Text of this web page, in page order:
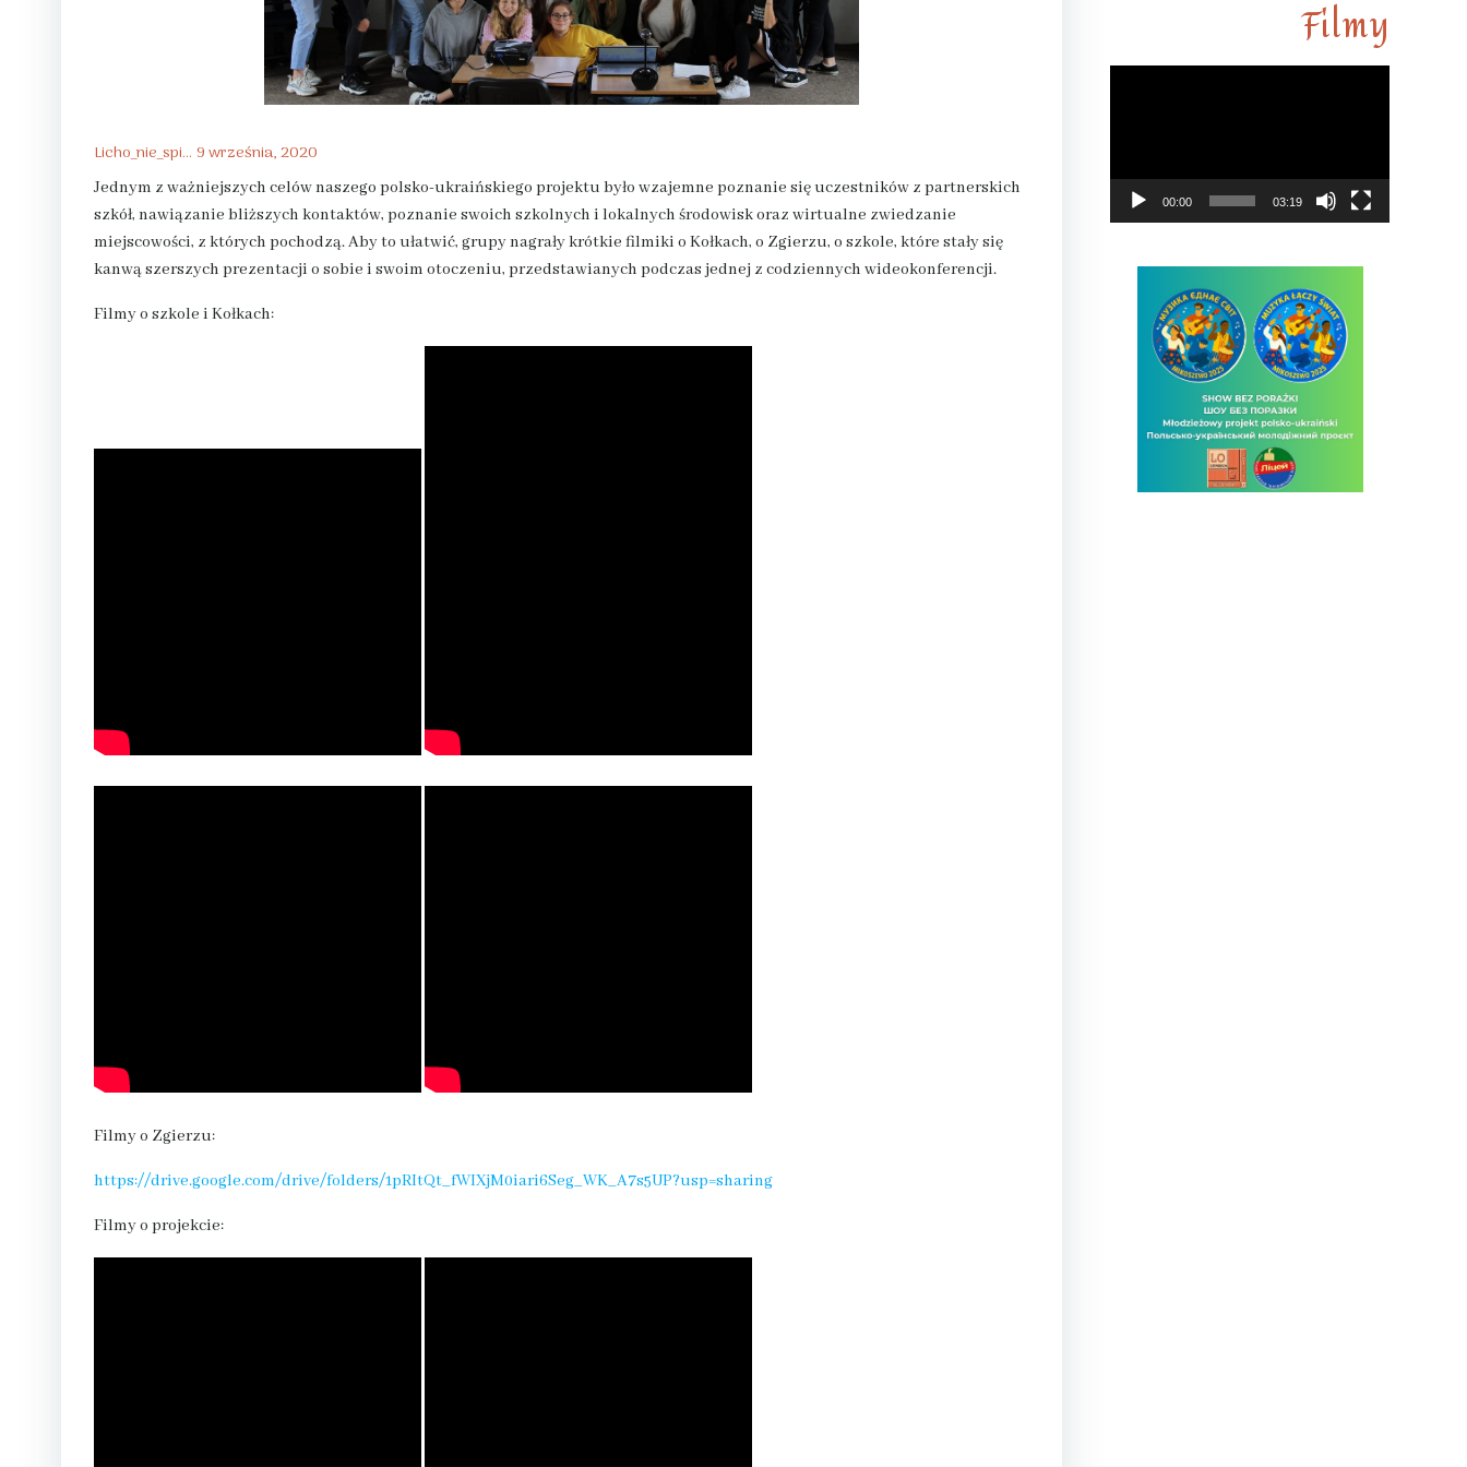
Licho_nie_spi... 9 września, 2020
Jednym z ważniejszych celów naszego polsko-ukraińskiego projektu było wzajemne poznanie się uczestników z partnerskich
szkół, nawiązanie bliższych kontaktów, poznanie swoich szkolnych i lokalnych środowisk oraz wirtualne zwiedzanie
miejscowości, z których pochodzą. Aby to ułatwić, grupy nagrały krótkie filmiki o Kołkach, o Zgierzu, o szkole, które stały się
kanwą szerszych prezentacji o sobie i swoim otoczeniu, przedstawianych podczas jednej z codziennych wideokonferencji.
Filmy o szkole i Kołkach:
Filmy o Zgierzu:
https://drive.google.com/drive/folders/1pRItQt_fWIXjM0iari6Seg_WK_A7s5UP?usp=sharing
Filmy o projekcie:
Filmy
00:00 03:19